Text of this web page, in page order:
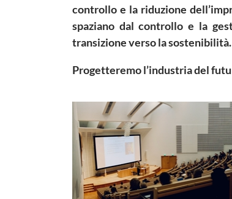
controllo e la riduzione
spaziano dal controllo e la
transizione verso la
Progetteremo l’industria del